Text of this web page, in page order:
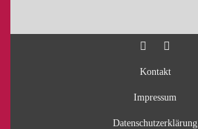
Kontakt
Impressum
Datenschutzerklärung